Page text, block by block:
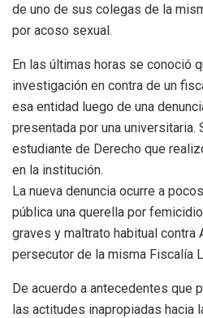
de uno de sus colegas de la
por acoso sexual.
En las últimas horas se conoció
investigación en contra de un
esa entidad luego de una
presentada por una universitaria.
estudiante de Derecho que
en la institución.
La nueva denuncia ocurre a
pública una querella por
graves y maltrato habitual contra
persecutor de la misma Fiscalía
De acuerdo a antecedentes que
las actitudes inapropiadas hacia